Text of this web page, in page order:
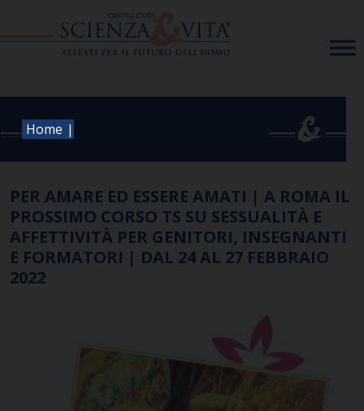
Home |
PER AMARE ED ESSERE AMATI | A ROMA IL
PROSSIMO CORSO TS SU SESSUALITÀ E
AFFETTIVITÀ PER GENITORI, INSEGNANTI
E FORMATORI | DAL 24 AL 27 FEBBRAIO
2022